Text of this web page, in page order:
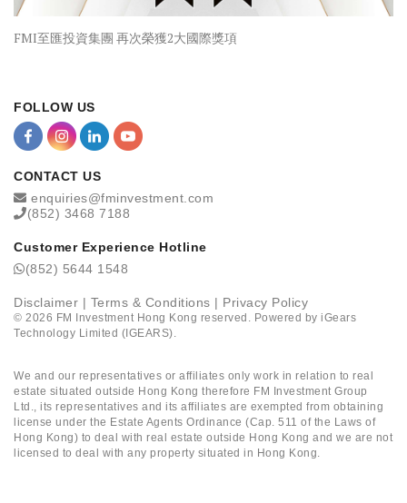
FMI至匯投資集團 再次榮獲2大國際獎項
FOLLOW US
CONTACT US
enquiries@fminvestment.com
(852) 3468 7188
Customer Experience Hotline
(852) 5644 1548
Disclaimer | Terms & Conditions | Privacy Policy
© 2026 FM Investment Hong Kong reserved. Powered by iGears
Technology Limited (IGEARS).
We and our representatives or affiliates only work in relation to real
estate situated outside Hong Kong therefore FM Investment Group
Ltd., its representatives and its affiliates are exempted from obtaining
license under the Estate Agents Ordinance (Cap. 511 of the Laws of
Hong Kong) to deal with real estate outside Hong Kong and we are not
licensed to deal with any property situated in Hong Kong.